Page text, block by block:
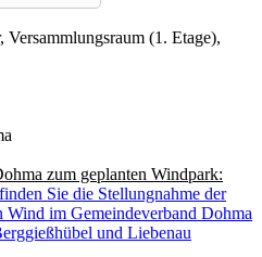
(1. Etage),
zum geplanten Windpark:
Sie die Stellungnahme der
im Gemeindeverband Dohma
und Liebenau